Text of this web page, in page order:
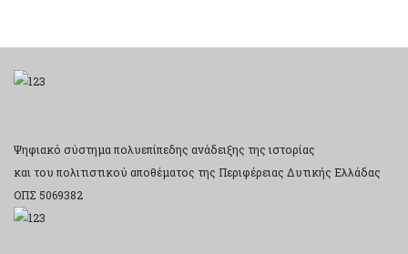
Ψηφιακό σύστημα πολυεπίπεδης ανάδειξης της ιστορίας
και του πολιτιστικού αποθέματος της Περιφέρειας Δυτικής Ελλάδας
ΟΠΣ 5069382